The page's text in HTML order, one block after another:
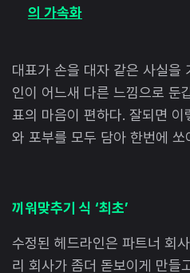
의 가속화
대표가 손을 대자 같은 사실을
인이 어느새 다른 느낌으로 둔
표의 마음이 편하다. 잘되면 이
와 포부를 모두 담아 한번에 쏘
끼워맞추기 식 ‘최초’
수정된 헤드라인은 파트너 회
리 회사가 좀더 돋보이게 만들